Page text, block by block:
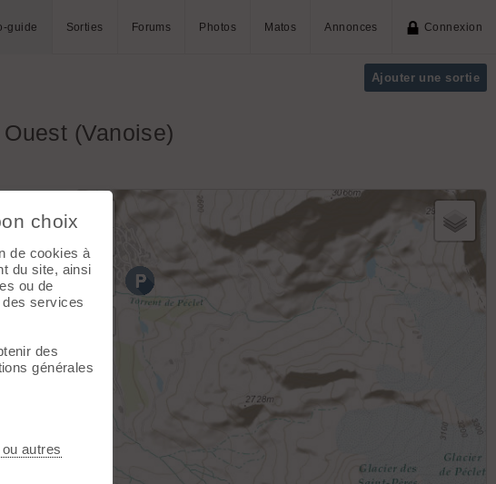
guide Sorties Forums Photos Matos Annonces Connexion
Ajouter une sortie
(Vanoise)
choix
de cookies à
du site, ainsi
ou de
services
des
générales
autres